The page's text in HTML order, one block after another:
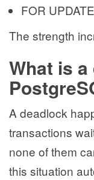
FOR UPDATE
The strength
What is
A deadlock
transactions
none of them
this situation